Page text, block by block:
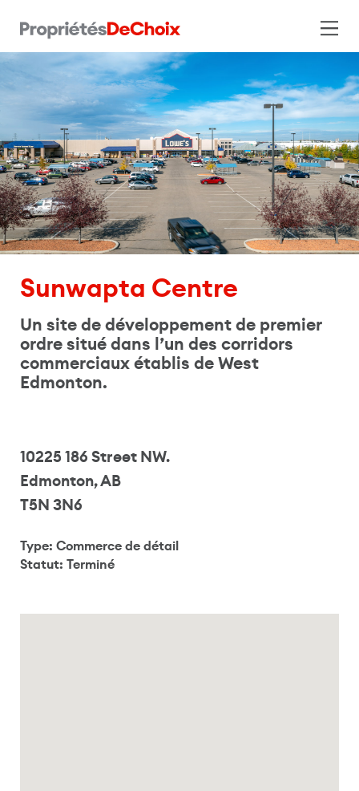
Sunwapta Centre
Un site de développement de premier
ordre situé dans l’un des corridors
commerciaux établis de West
Edmonton.
10225 186 Street NW.
Edmonton, AB
T5N 3N6
Type: Commerce de détail
Statut: Terminé